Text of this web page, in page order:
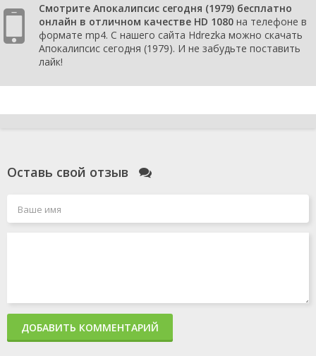
Смотрите Апокалипсис сегодня (1979) бесплатно
онлайн в отличном качестве HD 1080 на телефоне в
формате mp4. С нашего сайта Hdrezka можно скачать
Апокалипсис сегодня (1979). И не забудьте поставить
лайк!
Оставь свой отзыв
ДОБАВИТЬ КОММЕНТАРИЙ